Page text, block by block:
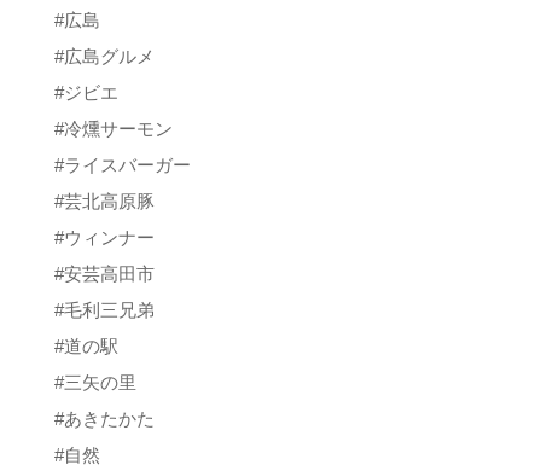
#広島
#広島グルメ
#ジビエ
#冷燻サーモン
#ライスバーガー
#芸北高原豚
#ウィンナー
#安芸高田市
#毛利三兄弟
#道の駅
#三矢の里
#あきたかた
#自然